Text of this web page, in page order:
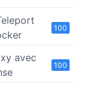
100
100
avec